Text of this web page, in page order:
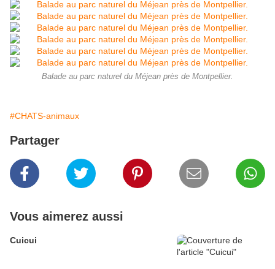
Balade au parc naturel du Méjean près de Montpellier.
#CHATS-animaux
Partager
Vous aimerez aussi
Cuicui